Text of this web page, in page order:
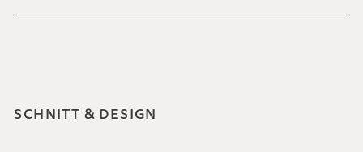
SCHNITT & DESIGN